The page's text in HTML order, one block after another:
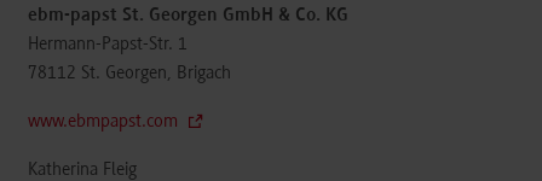
ebm-papst St. Georgen GmbH & Co. KG
Hermann-Papst-Str. 1
78112 St. Georgen, Brigach
www.ebmpapst.com
Katherina Fleig